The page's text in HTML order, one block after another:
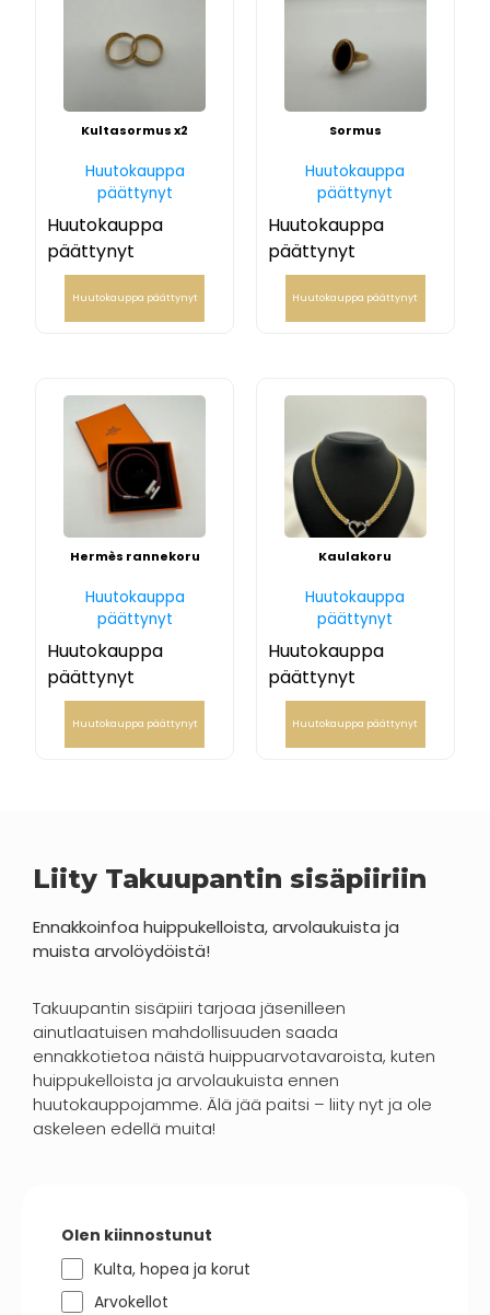
Kultasormus x2
Huutokauppa
päättynyt
Huutokauppa
päättynyt
Huutokauppa päättynyt
Sormus
Huutokauppa
päättynyt
Huutokauppa
päättynyt
Huutokauppa päättynyt
Hermès rannekoru
Huutokauppa
päättynyt
Huutokauppa
päättynyt
Huutokauppa päättynyt
Kaulakoru
Huutokauppa
päättynyt
Huutokauppa
päättynyt
Huutokauppa päättynyt
Liity Takuupantin sisäpiiriin
Ennakkoinfoa huippukelloista, arvolaukuista ja
muista arvolöydöistä!
Takuupantin sisäpiiri tarjoaa jäsenilleen
ainutlaatuisen mahdollisuuden saada
ennakkotietoa näistä huippuarvotavaroista, kuten
huippukelloista ja arvolaukuista ennen
huutokauppojamme. Älä jää paitsi – liity nyt ja ole
askeleen edellä muita!
Olen kiinnostunut
Kulta, hopea ja korut
Arvokellot